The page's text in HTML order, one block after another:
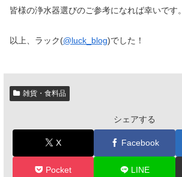
皆様の浄水器選びのご参考になれば幸いです。
以上、ラック(@luck_blog)でした！
雑貨・食料品
シェアする
X Facebook
Pocket LINE